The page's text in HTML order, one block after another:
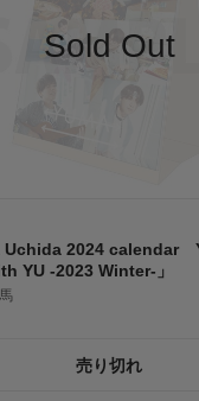
Uchida 2024 calendar
YU -2023 Winter-」
売り切れ